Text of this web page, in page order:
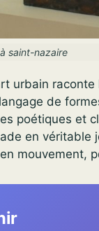
saint-nazaire
urbain
de
poétiques et
en véritable
en mouvement,